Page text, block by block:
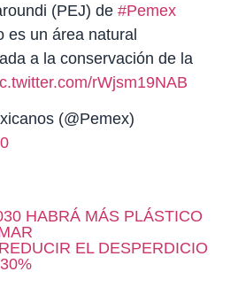
(PEJ) de #Pemex
es un área natural
a la conservación de la
rWjsm19NAB
(@Pemex)
HABRÁ MÁS PLÁSTICO
EL DESPERDICIO